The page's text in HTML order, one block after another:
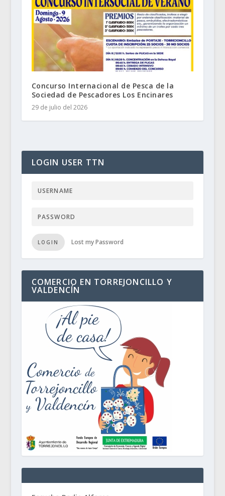
Concurso Internacional de Pesca de la
Sociedad de Pescadores Los Encinares
29 de julio del 2026
LOGIN USER TTN
LOGIN Lost my Password
COMERCIO EN TORREJONCILLO Y
VALDENCÍN